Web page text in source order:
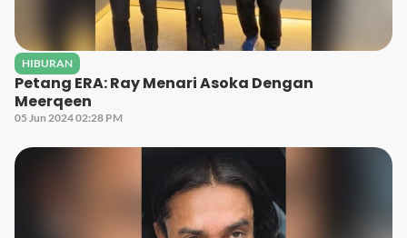
HIBURAN
Petang ERA: Ray Menari Asoka Dengan
Meerqeen
05 Jun 2024 02:28 PM